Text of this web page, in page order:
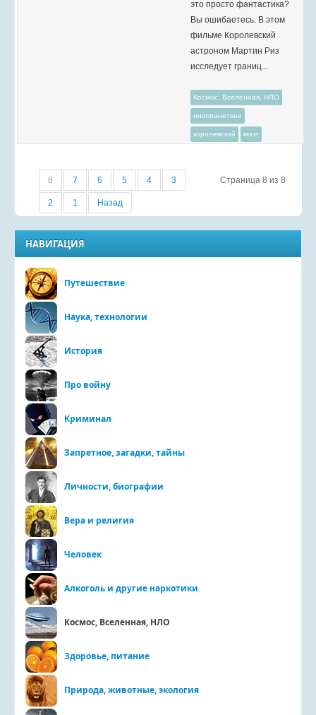
это просто фантастика?
Вы ошибаетесь. В этом
фильме Королевский
астроном Мартин Риз
исследует границ...
Космос, Вселенная, НЛО
инопланетяне
королевский мозг
Страница 8 из 8
8 7 6 5 4 3
2 1 Назад
НАВИГАЦИЯ
Путешествие
Наука, технологии
История
Про войну
Криминал
Запретное, загадки, тайны
Личности, биографии
Вера и религия
Человек
Алкоголь и другие наркотики
Космос, Вселенная, НЛО
Здоровье, питание
Природа, животные, экология